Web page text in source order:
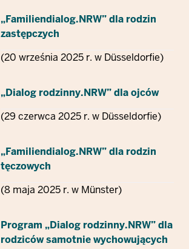
„Familiendialog.NRW” dla rodzin
zastępczych
(20 września 2025 r. w Düsseldorfie)
„Dialog rodzinny.NRW” dla ojców
(29 czerwca 2025 r. w Düsseldorfie)
„Familiendialog.NRW” dla rodzin
tęczowych
(8 maja 2025 r. w Münster)
Program „Dialog rodzinny.NRW” dla
rodziców samotnie wychowujących